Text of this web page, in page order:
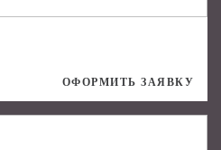
ОФОРМИТЬ ЗАЯВКУ